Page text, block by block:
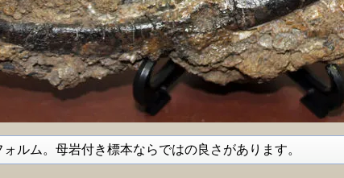
ルム。母岩付き標本ならではの良さがあります。